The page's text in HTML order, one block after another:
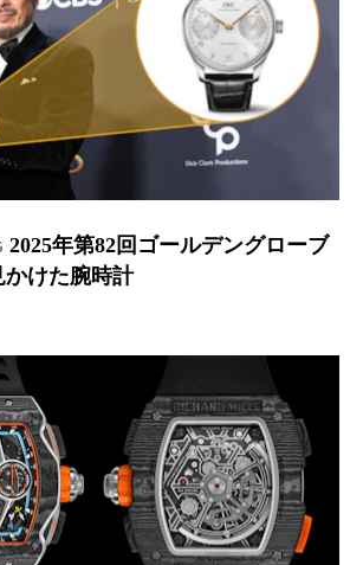
2025年第82回ゴールデングローブ
けた腕時計
on the Wrist リシャール・ミル RM 65-
ク スプリットセコンド クロノグラフ
時計エンジニアリングの結晶